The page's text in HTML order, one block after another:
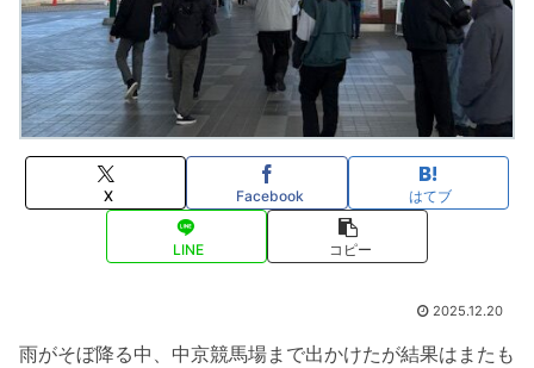
X Facebook はてブ
LINE コピー
2025.12.20
雨がそぼ降る中、中京競馬場まで出かけたが結果はまたも